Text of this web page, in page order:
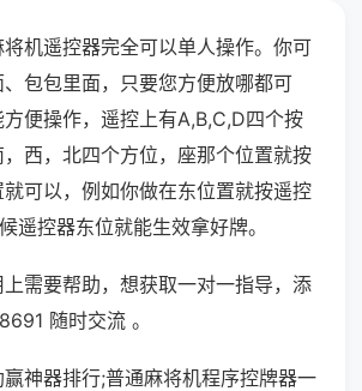
机遥控器完全可以单人操作。你可
包包里面，只要您方便放哪都可
便操作，遥控上有A,B,C,D四个按
西，北四个方位，座那个位置就按
可以，例如你做在东位置就按遥控
遥控器东位就能生效拿好牌。
需要帮助，想获取一对一指导，添
随时交流 。
神器排行;普通麻将机程序控牌器一